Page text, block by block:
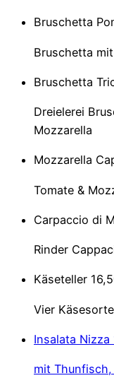
Bruschetta
Bruschetta
Bruschetta
Dreielerei
Mozzarella
Mozzarella
Tomate &
Carpaccio di
Rinder
Käseteller
Vier
Insalata Nizza
mit